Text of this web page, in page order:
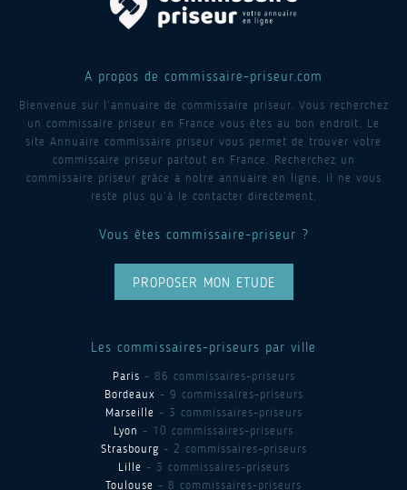
A propos de commissaire-priseur.com
Bienvenue sur l’annuaire de commissaire priseur. Vous recherchez
un commissaire priseur en France vous êtes au bon endroit. Le
site Annuaire commissaire priseur vous permet de trouver votre
commissaire priseur partout en France. Recherchez un
commissaire priseur grâce à notre annuaire en ligne, il ne vous
reste plus qu’à le contacter directement.
Vous êtes commissaire-priseur ?
PROPOSER MON ETUDE
Les commissaires-priseurs par ville
Paris - 86 commissaires-priseurs
Bordeaux - 9 commissaires-priseurs
Marseille - 3 commissaires-priseurs
Lyon - 10 commissaires-priseurs
Strasbourg - 2 commissaires-priseurs
Lille - 3 commissaires-priseurs
Toulouse - 8 commissaires-priseurs